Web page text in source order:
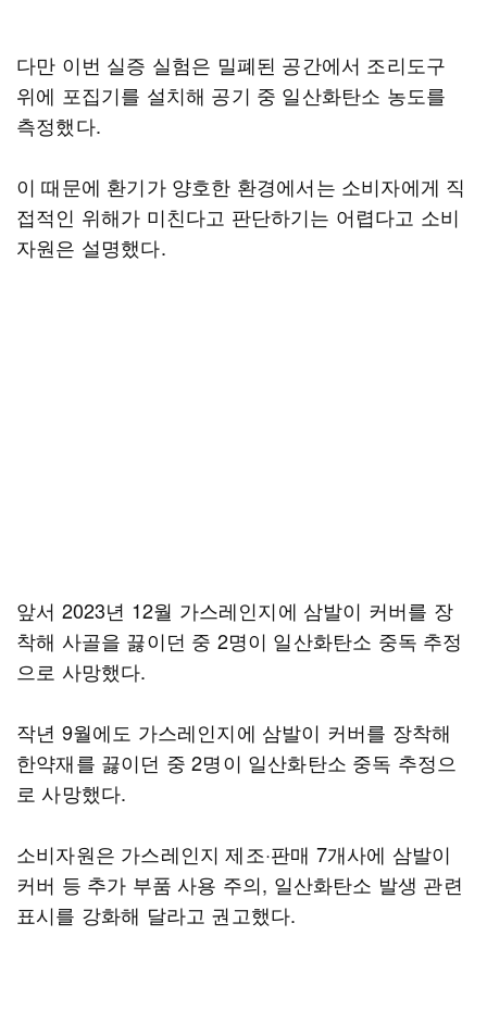
다만 이번 실증 실험은 밀폐된 공간에서 조리도구
위에 포집기를 설치해 공기 중 일산화탄소 농도를
측정했다.
이 때문에 환기가 양호한 환경에서는 소비자에게 직
접적인 위해가 미친다고 판단하기는 어렵다고 소비
자원은 설명했다.
앞서 2023년 12월 가스레인지에 삼발이 커버를 장
착해 사골을 끓이던 중 2명이 일산화탄소 중독 추정
으로 사망했다.
작년 9월에도 가스레인지에 삼발이 커버를 장착해
한약재를 끓이던 중 2명이 일산화탄소 중독 추정으
로 사망했다.
소비자원은 가스레인지 제조·판매 7개사에 삼발이
커버 등 추가 부품 사용 주의, 일산화탄소 발생 관련
표시를 강화해 달라고 권고했다.